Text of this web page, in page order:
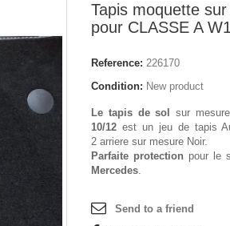
Tapis moquette
pour CLASSE A
Reference: 226170
Condition: New product
Le tapis de sol sur
10/12 est un jeu de tapis
2 arriere sur mesure Noir.
Parfaite protection pour le
Mercedes.
Send to a friend